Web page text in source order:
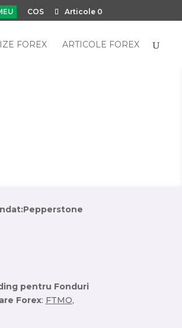
COS Articole 0
FOREX ARTICOLE FOREX
Pepperstone
pentru Fonduri
Forex: FTMO,